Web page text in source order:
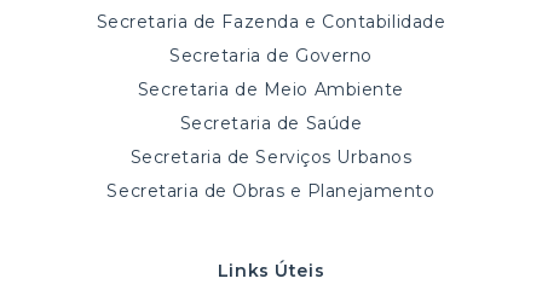
Secretaria de Fazenda e Contabilidade
Secretaria de Governo
Secretaria de Meio Ambiente
Secretaria de Saúde
Secretaria de Serviços Urbanos
Secretaria de Obras e Planejamento
Links Úteis